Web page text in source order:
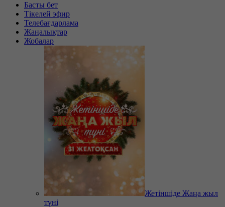
Басты бет
Тікелей эфир
Телебағдарлама
Жаңалықтар
Жобалар
Жетіншіде Жаңа жыл
түні